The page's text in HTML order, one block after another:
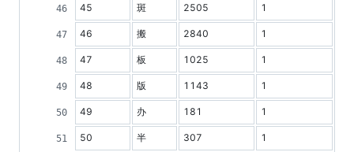
45 斑 2505 1
46 搬 2840 1
47 板 1025 1
48 版 1143 1
49 办 181 1
50 半 307 1